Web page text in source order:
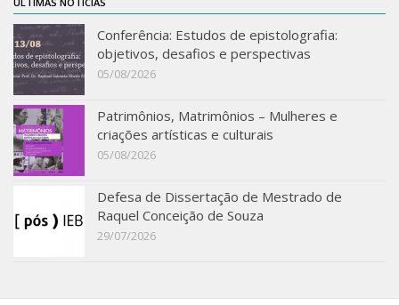
IEBinário
IEB Minecraft
Hackathon e Edit-a-thon
Xilogoritmo
Slam de Corda
Wikimedia e Wikidata
Sobre o LABIEB
Conferência: Estudos de epistolografia:
objetivos, desafios e perspectivas
05/08/2026
Patrimônios, Matrimônios – Mulheres e
criações artísticas e culturais
05/08/2026
Defesa de Dissertação de Mestrado de
Raquel Conceição de Souza
29/07/2026